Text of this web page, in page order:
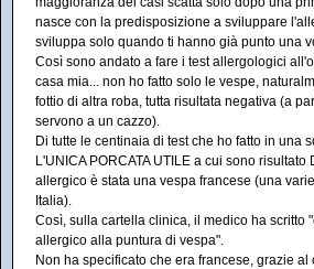
nasce con la predisposizione a sviluppare
sviluppa solo quando ti hanno già punto una
Così sono andato a fare i test allergologici
casa mia... non ho fatto solo le vespe,
fottio di altra roba, tutta risultata negativa (a
servono a un cazzo).
Di tutte le centinaia di test che ho fatto in una
L'UNICA PORCATA UTILE a cui sono risultato
allergico è stata una vespa francese (una
Italia).
Così, sulla cartella clinica, il medico ha scritto
allergico alla puntura di vespa".
Non ha specificato che era francese, grazie al